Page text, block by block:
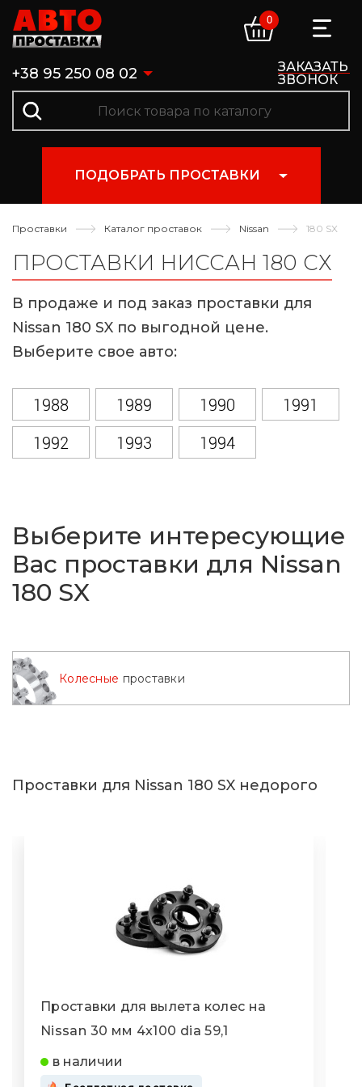
+38 95 250 08 02
ЗАКАЗАТЬ
ЗВОНОК
0
ПОДОБРАТЬ ПРОСТАВКИ
Проставки Каталог проставок Nissan 180 SX
ПРОСТАВКИ НИССАН 180 СХ
В продаже и под заказ проставки для
Nissan 180 SX по выгодной цене.
Выберите свое авто:
1988 1989 1990
1991
1992
1993 1994
Выберите интересующие
Вас проставки для Nissan
180 SX
Колесные проставки
Проставки для Nissan 180 SX недорого
Проставки для вылета колес на
Nissan 30 мм 4x100 dia 59,1
в наличии